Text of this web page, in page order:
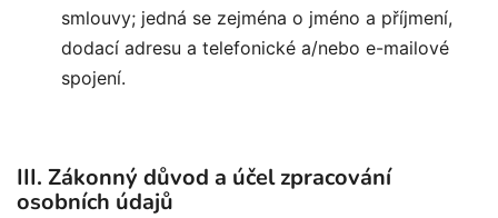
smlouvy; jedná se zejména o jméno a příjmení,
dodací adresu a telefonické a/nebo e-mailové
spojení.
III. Zákonný důvod a účel zpracování
osobních údajů